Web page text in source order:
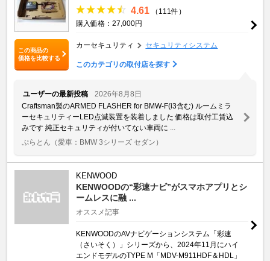
この商品の
価格を比較する
4.61
（111件）
購入価格：27,000円
カーセキュリティ セキュリティシステム
このカテゴリの取付店を探す
ユーザーの最新投稿
2026年8月8日
Craftsman製のARMED FLASHER for BMW-F(i3含む) ルームミラ
ーセキュリティーLED点滅装置を装着しました 価格は取付工賃込
みです 純正セキュリティが付いてない車両に ...
ぷらとん （愛車：BMW 3シリーズ セダン）
KENWOOD
KENWOODの“彩速ナビ”がスマホアプリとシ
ームレスに融 ...
オススメ記事
KENWOODのAVナビゲーションシステム「彩速
（さいそく）」シリーズから、2024年11月にハイ
エンドモデルのTYPE M「MDV-M911HDF＆HDL」